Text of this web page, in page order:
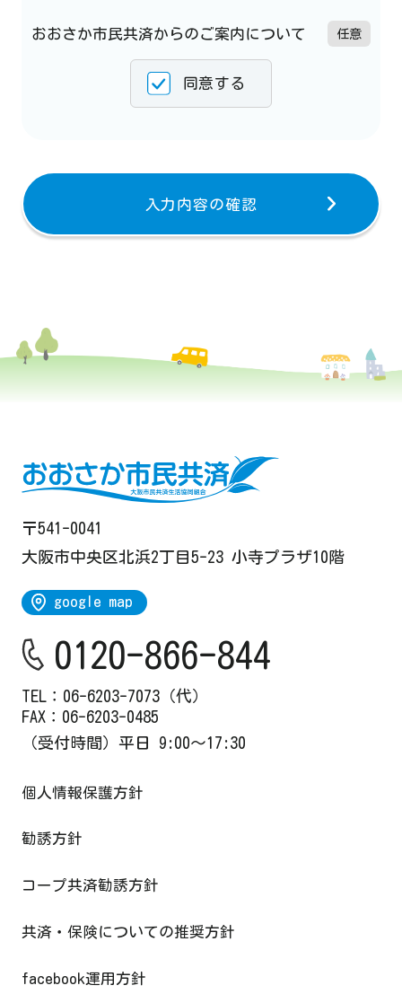
おおさか市民共済からのご案内について 任意
同意する
入力内容の確認
〒541-0041
大阪市中央区北浜2丁目5-23 小寺プラザ10階
google map
0120-866-844
TEL： 06-6203-7073（代）
FAX：06-6203-0485
（受付時間）平日 9:00～17:30
個人情報保護方針
勧誘方針
コープ共済勧誘方針
共済・保険についての推奨方針
facebook運用方針